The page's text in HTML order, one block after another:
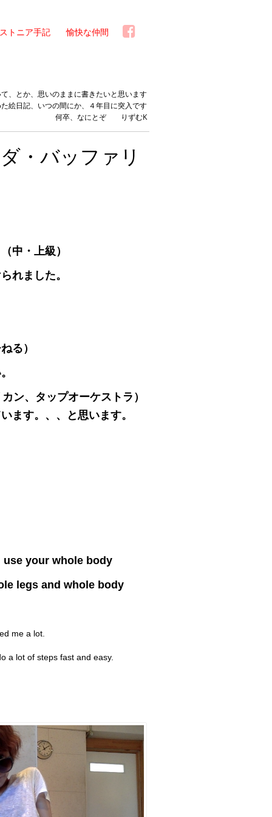
トニア手記 愉快な仲間
、とか、思いのままに書きたいと思います
絵日記、いつの間にか、４年目に突入です
何卒、なにとぞ りずむK
・バッファリ
中・上級）
れました。
ねる）
ン、タップオーケストラ）
ます。、、と思います。
your whole body
legs and whole body
me a lot.
a lot of steps fast and easy.